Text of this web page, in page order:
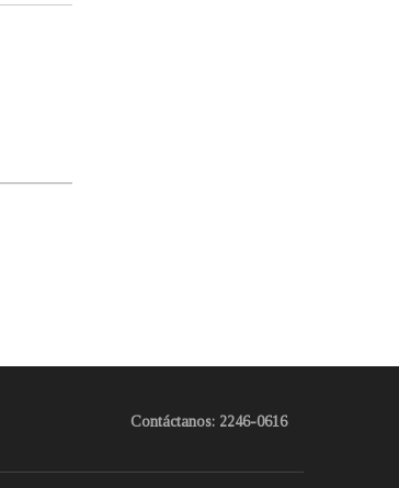
Contáctanos: 2246-0616